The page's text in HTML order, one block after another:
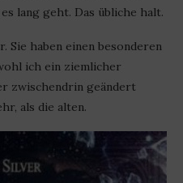
lang geht. Das übliche halt.
Sie haben einen besonderen
ich ein ziemlicher
zwischendrin geändert
als die alten.